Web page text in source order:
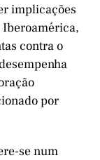
implicações
Iberoamérica,
contra o
por
se num